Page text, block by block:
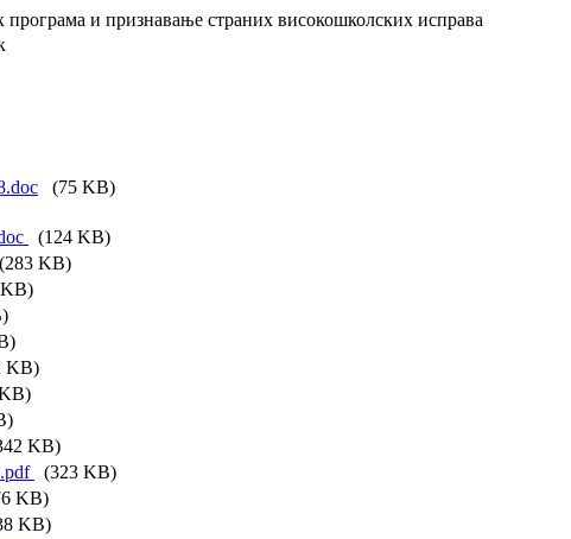
програма и признавање страних високошколских исправа
(75 KB)
(124 KB)
(283 KB)
KB)
KB)
(323 KB)
KB)
KB)